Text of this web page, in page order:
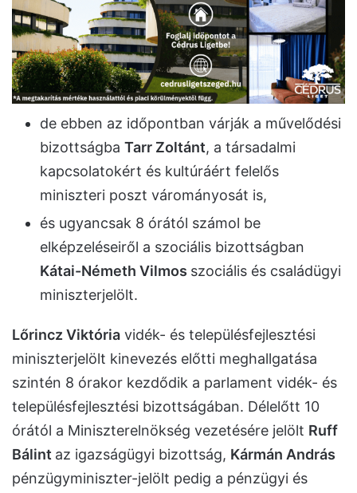
de ebben az időpontban várják a művelődési
bizottságba Tarr Zoltánt, a társadalmi
kapcsolatokért és kultúráért felelős
miniszteri poszt várományosát is,
és ugyancsak 8 órától számol be
elképzeléseiről a szociális bizottságban
Kátai-Németh Vilmos szociális és családügyi
miniszterjelölt.
Lőrincz Viktória vidék- és településfejlesztési
miniszterjelölt kinevezés előtti meghallgatása
szintén 8 órakor kezdődik a parlament vidék- és
településfejlesztési bizottságában. Délelőtt 10
órától a Miniszterelnökség vezetésére jelölt Ruff
Bálint az igazságügyi bizottság, Kármán András
pénzügyminiszter-jelölt pedig a pénzügyi és